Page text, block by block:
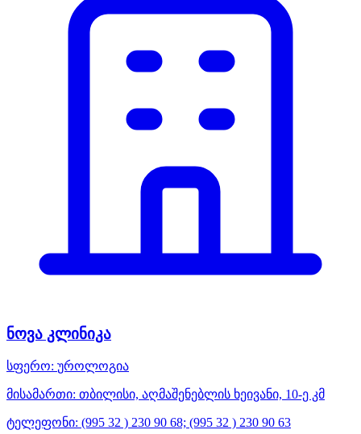
ნოვა კლინიკა
სფერო: უროლოგია
მისამართი: თბილისი, აღმაშენებლის ხეივანი, 10-ე კმ
ტელეფონი: (995 32 ) 230 90 68; (995 32 ) 230 90 63